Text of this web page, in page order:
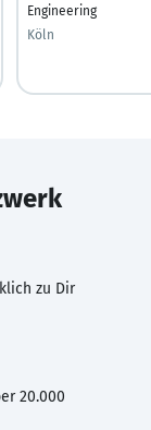
Engineering
Köln
zu Dir
20.000